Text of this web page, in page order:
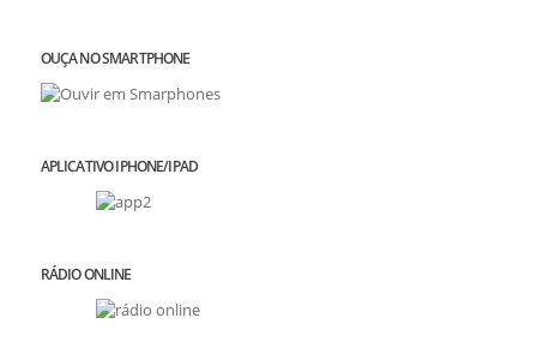
OUÇA NO SMARTPHONE
APLICATIVO IPHONE/IPAD
RÁDIO ONLINE